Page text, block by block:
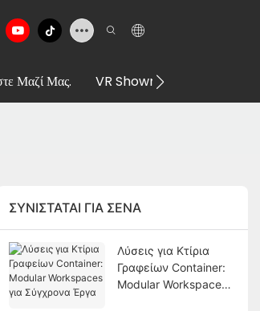
Μαζί Μας. VR Showroom
ΣΥΝΙΣΤΆΤΑΙ ΓΙΑ ΣΈΝΑ
Λύσεις για Κτίρια
Γραφείων Container:
Modular Workspaces